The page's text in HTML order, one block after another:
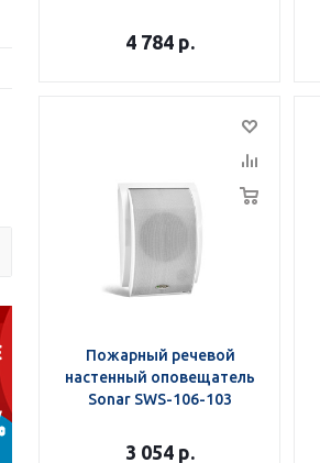
4 784 р.
Пожарный речевой
настенный оповещатель
Sonar SWS-106-103
3 054 р.